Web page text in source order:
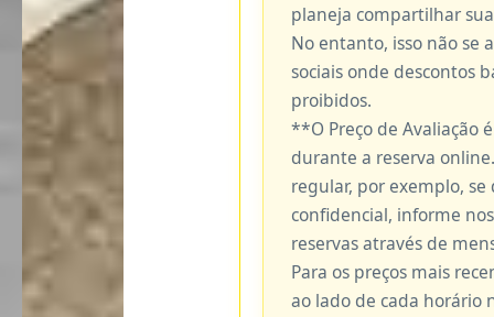
planeja compartilhar
No entanto, isso não se
sociais onde descontos
proibidos.
**O Preço de Avaliação
durante a reserva
regular, por exemplo,
confidencial, informe
reservas através de
Para os preços mais
ao lado de cada horário